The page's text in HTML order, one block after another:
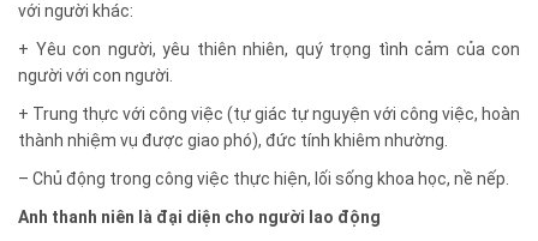
với người khác:
+ Yêu con người, yêu thiên nhiên, quý trọng tình cảm của con
người với con người.
+ Trung thực với công việc (tự giác tự nguyện với công việc, hoàn
thành nhiệm vụ được giao phó), đức tính khiêm nhường.
– Chủ động trong công việc thực hiện, lối sống khoa học, nề nếp.
Anh thanh niên là đại diện cho người lao động